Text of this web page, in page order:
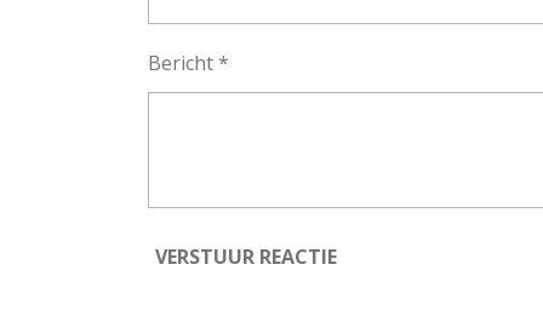
Bericht *
VERSTUUR REACTIE